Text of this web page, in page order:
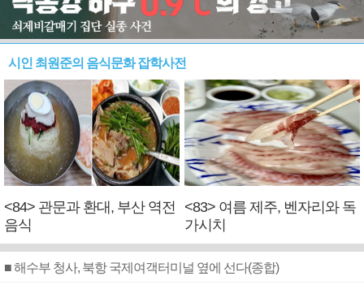
시인 최원준의 음식문화 잡학사전
<84> 관문과 환대, 부산 역전
음식
<83> 여름 제주, 벤자리와 독
가시치
■ 해수부 청사, 북항 국제여객터미널 옆에 선다(종합)